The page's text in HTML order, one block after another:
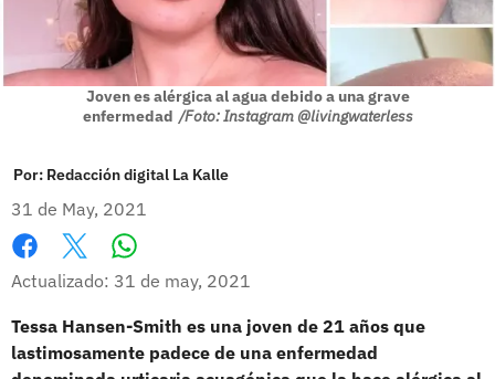
Joven es alérgica al agua debido a una grave
enfermedad /Foto: Instagram @livingwaterless
Por: Redacción digital La Kalle
31 de May, 2021
Facebook
X
Actualizado: 31 de may, 2021
Tessa Hansen-Smith es una joven de 21 años que
lastimosamente padece de una enfermedad